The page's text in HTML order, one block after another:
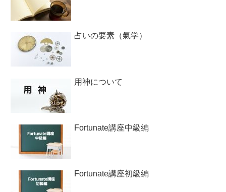
占いの要素（氣学）
用神について
Fortunate講座中級編
Fortunate講座初級編